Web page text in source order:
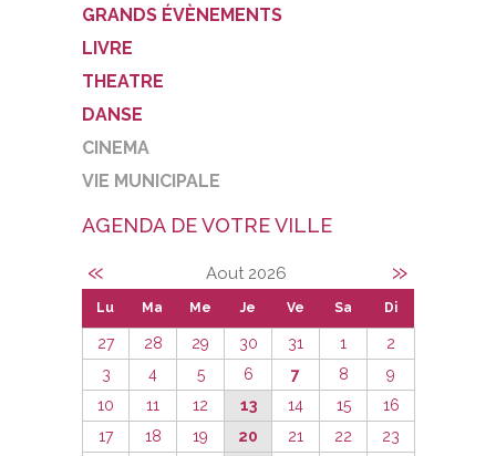
GRANDS ÉVÈNEMENTS
LIVRE
THEATRE
DANSE
CINEMA
VIE MUNICIPALE
AGENDA DE VOTRE VILLE
« Aout 2026 »
Lu Ma Me Je Ve Sa Di
27 28 29 30 31 1
2
3
4 5 6 7 8
9
10
11 12 13 14 15
16
17
18 19 20 21 22
23